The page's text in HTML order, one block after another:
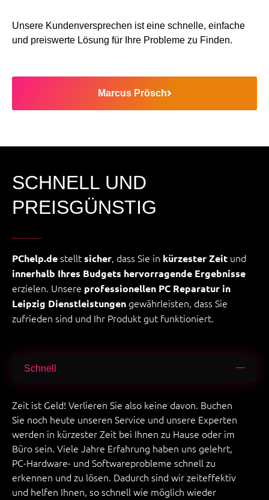
Unsere Kundenversprechen ist eine schnelle, einfache
und preiswerte Lösung für Ihre Probleme zu Finden.
Marcus Prösch
SCHNELL UND
PREISGÜNSTIG
PChelp.destelltsicher, dass Sie in kürzester Zeit und
innerhalb Ihres Budgets hervorragende Ergebnisse
erzielen. Unsere professionellen PC Reparatur in
Leipzig Dienstleistungen gewährleisten, dass Sie
zufrieden sind und Ihr Produkt gut funktioniert.
Schnell
Zeit ist Geld! Verlieren Sie also keine davon. Buchen
Sie noch heute unseren Service und unsere Experten
werden in kürzester Zeit bei Ihnen zu Hause oder im
Büro sein. Viele Jahre Erfahrung haben uns gelehrt,
PC-Hardware- und Softwareprobleme schnell zu
erkennen und zu lösen. Dadurch sind wir zeiteffektiv
und helfen Ihnen, so schnell wie möglich wieder